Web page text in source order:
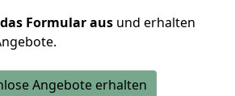
Formular aus und erhalten
Angebote erhalten